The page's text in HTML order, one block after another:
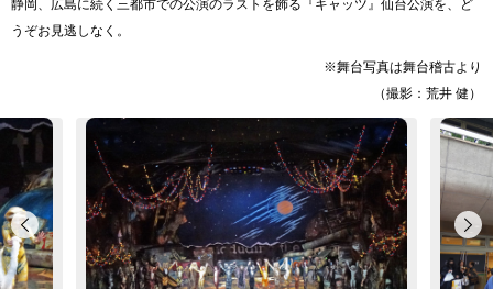
静岡、広島に続く三都市での公演のラストを飾る『キャッツ』仙台公演を、ど
うぞお見逃しなく。
※舞台写真は舞台稽古より
（撮影：荒井 健）